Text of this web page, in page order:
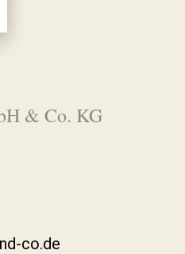
& Co. KG
co.de